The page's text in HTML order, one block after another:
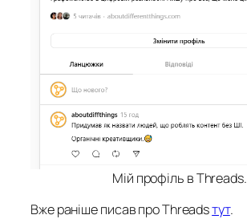
Мій профіль в Threads.
Вже раніше писав про Threadsтут.